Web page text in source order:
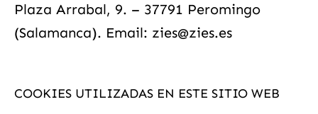
Plaza Arrabal, 9. – 37791 Peromingo
(Salamanca). Email: zies@zies.es
COOKIES UTILIZADAS EN ESTE SITIO WEB